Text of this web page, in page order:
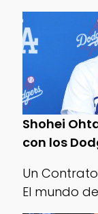
Shohei
con los
Un
El mundo